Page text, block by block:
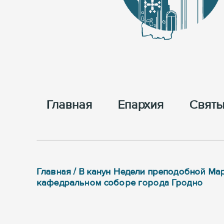
Главная Епархия
Главная / В канун Недели преподобной
кафедральном соборе города Гродно